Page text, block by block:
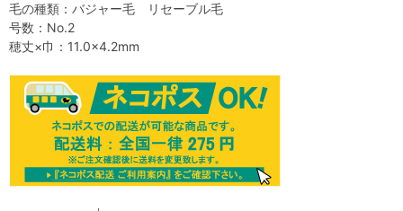
毛の種類：バジャー毛 リセーブル毛
号数：No.2
穂丈×巾：11.0×4.2mm